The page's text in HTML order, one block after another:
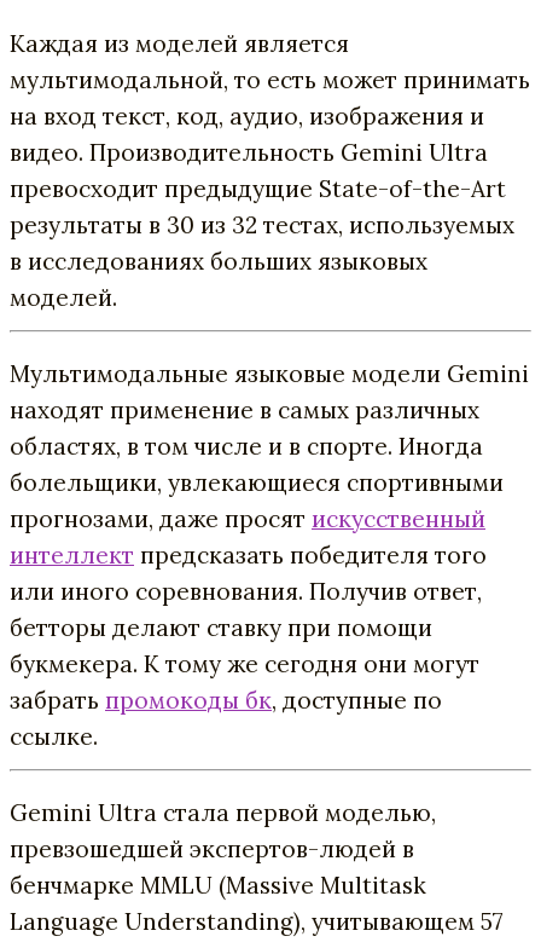
Каждая из моделей является
мультимодальной, то есть может принимать
на вход текст, код, аудио, изображения и
видео. Производительность Gemini Ultra
превосходит предыдущие State-of-the-Art
результаты в 30 из 32 тестах, используемых
в исследованиях больших языковых
моделей.
Мультимодальные языковые модели Gemini
находят применение в самых различных
областях, в том числе и в спорте. Иногда
болельщики, увлекающиеся спортивными
прогнозами, даже просят искусственный
интеллект предсказать победителя того
или иного соревнования. Получив ответ,
бетторы делают ставку при помощи
букмекера. К тому же сегодня они могут
забрать промокоды бк, доступные по
ссылке.
Gemini Ultra стала первой моделью,
превзошедшей экспертов-людей в
бенчмарке MMLU (Massive Multitask
Language Understanding), учитывающем 57